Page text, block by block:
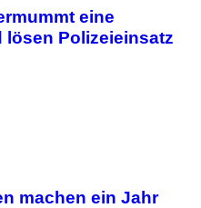
eine
lösen Polizeieinsatz
machen ein Jahr